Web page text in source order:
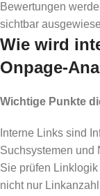
Bewertungen
sichtbar
Wie wird
Onpage-
Wichtige Punkte
Interne Links sind
Suchsystemen und
Sie prüfen
nicht nur